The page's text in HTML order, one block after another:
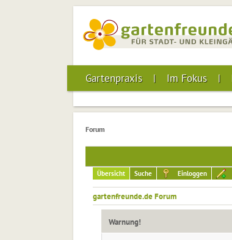
Gartenpraxis Im Fokus
Forum
Übersicht Suche Einloggen
gartenfreunde.de Forum
Warnung!